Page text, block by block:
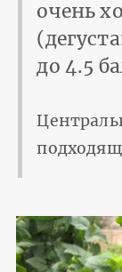
очень
до 4.5